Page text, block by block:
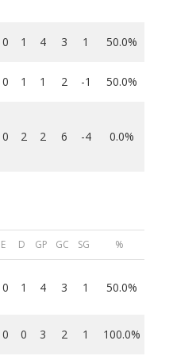
0 1 4 3 1 50.0%
0 1 1 2 -1 50.0%
0 2 2 6 -4 0.0%
E D GP GC SG %
0 1 4 3 1 50.0%
0 0 3 2 1 100.0%